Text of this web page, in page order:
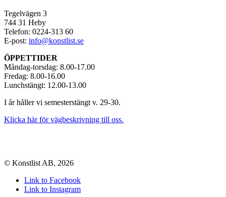
Tegelvägen 3
744 31 Heby
Telefon: 0224-313 60
E-post: info@konstlist.se
ÖPPETTIDER
Måndag-torsdag: 8.00-17.00
Fredag: 8.00-16.00
Lunchstängt: 12.00-13.00
I år håller vi semesterstängt v. 29-30.
Klicka här för vägbeskrivning till oss.
© Konstlist AB, 2026
Link to Facebook
Link to Instagram